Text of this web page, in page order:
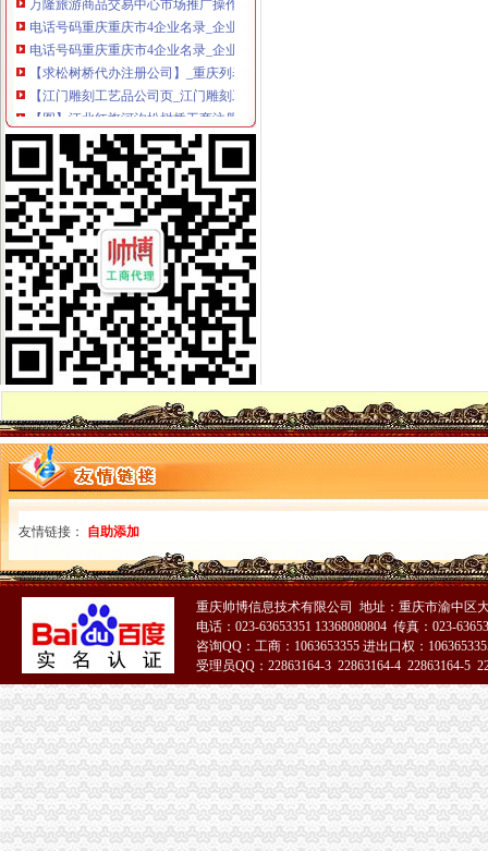
电话号码重庆重庆市4企业名录_企业信息
电话号码重庆重庆市4企业名录_企业信息
【求松树桥代办注册公司】_重庆列表网
【江门雕刻工艺品公司页_江门雕刻工艺品厂家大全】_顺企网
【图】江北红旗河沟松树桥工商注册代办注册公司登记代账会计_重庆
细数京城十大赏雪胜地-深圳国旅旅行社
新大果紫檀海关审价
【江门礼品工艺品公司页_江门礼品工艺品厂家大全】_第9页_顺企网
大寨公路大修工程、县道X237封家岭至城关公路改造工程等项目招标
【长白山西+北坡深度游】观长白山天池、升级2晚五星温泉酒店、赠送
东京+箱根双飞6天5晚自由行套餐【含广州往返机票+2晚箱根温泉酒
广西壮族自区（图）_各地概况_中国经济网——国家经济门户
【深度7299】一次具匠心の和风旅行,广州-东京+箱根_发现旅行
【深度6399】一次具匠心の和风旅行,上海-东京+箱根_发现旅行
【保定河北美联保险代理有限责任公司野三坡营业部酒店】保定河北美
税收法律法规汇编2010版-MBA智库文档
抚顺市工商行政管理局
长春到【日本樱之旅】全景双飞8日游（南航直飞-东京往返）
中国地方概览_中国网
旅游手册《五》
侃侃广西【地理爱好者吧】_百度贴吧
2017公务员行测常识总结（全新）_搜狐教育_搜狐网
《途牛发》浪游冲绳感受翡翠七海【多图】_冲绳游记_途牛
金科VISAR国际_隆鑫花漾的山谷一期_楼盘对比分析-重庆乐居
中国地方概览_中国网
第一眼欧洲HolaEspañ（2016年4月西班牙13日自由行攻略型游记）
【北京红酒进口外贸代理清关付汇】厂家,价格,图片_天津虎桥报关
【【纵观全美】美国东西海岸全景+夏威夷+旧金山+一号公路+大瀑布
分类大页-新闻频道-和讯网
杭州出发到日本旅游大概多少钱_本州_东京_日本7日游报价
【购实惠】2018年玫瑰节主题路线心花路放&东欧巴尔干全景十国23日
【【绝美西】美国西海岸+双自然遗产国家公园11日9晚跟团游一价全
松树桥代办营业执照
今日早报
经济发展-政和概况-中国竹具工艺城政和
友情链接： 自助添加
重庆帅博信息技术有限公司 地址：重庆市渝中区
电话：023-63653351 13368080804 传真：023-
咨询QQ：工商：1063653355 进出口权：
受理员QQ：22863164-3 22863164-4 22863164-5
51La